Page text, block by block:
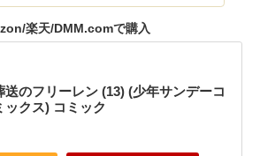
楽天/DMM.comで購入
送のフリーレン (13) (少年サンデーコ
ックス) コミック